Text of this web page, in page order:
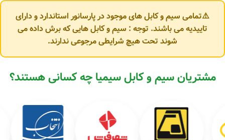
⚠️تمامی سیم و کابل های موجود در پارسانور استاندارد و دارای
تاییدیه می باشند. توجه : سیم و کابل هایی که برش داده می
شوند تحت هیچ شرایطی مرجوعی ندارند.
مشتریان سیم و کابل سیمیا چه کسانی هستند؟